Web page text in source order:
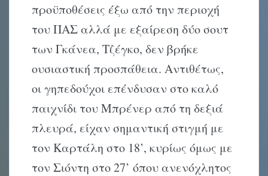
προϋποθέσεις έξω από την περιοχή
του ΠΑΣ αλλά με εξαίρεση δύο σουτ
των Γκάνεα, Τζέγκο, δεν βρήκε
ουσιαστική προσπάθεια. Αντιθέτως,
οι γηπεδούχοι επένδυσαν στο καλό
παιχνίδι του Μπρένερ από τη δεξιά
πλευρά, είχαν σημαντική στιγμή με
τον Καρτάλη στο 18’, κυρίως όμως με
τον Σιόντη στο 27’ όπου ανενόχλητος